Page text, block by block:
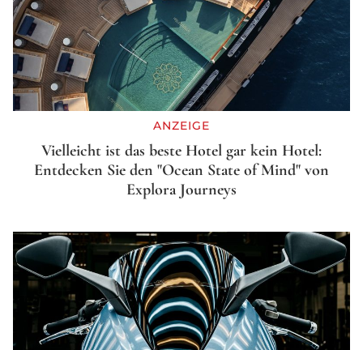
ANZEIGE
Vielleicht ist das beste Hotel gar kein Hotel:
Entdecken Sie den "Ocean State of Mind" von
Explora Journeys